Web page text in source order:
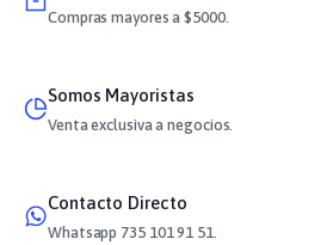
Compras mayores a $5000.
Somos Mayoristas
Venta exclusiva a negocios.
Contacto Directo
Whatsapp 735 101 91 51.